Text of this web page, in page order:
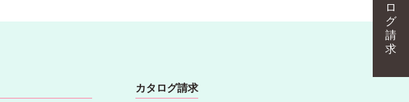
カタログ請求
ロ
グ
請
求